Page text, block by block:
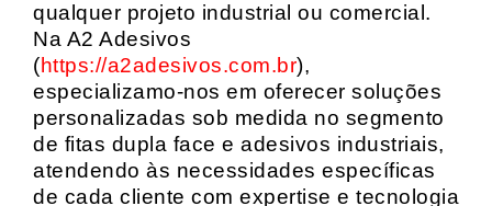
qualquer projeto industrial ou comercial.
Na A2 Adesivos
(https://a2adesivos.com.br),
especializamo-nos em oferecer soluções
personalizadas sob medida no segmento
de fitas dupla face e adesivos industriais,
atendendo às necessidades específicas
de cada cliente com expertise e tecnologia